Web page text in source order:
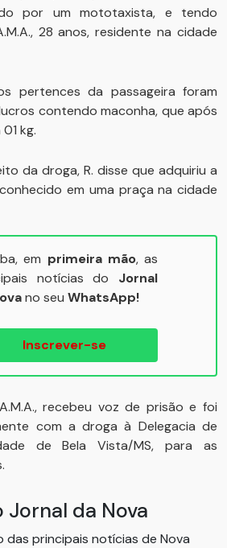
por um mototaxista, e tendo
28 anos, residente na cidade
pertences da passageira foram
contendo maconha, que após
kg.
da droga, R. disse que adquiriu a
em uma praça na cidade
em primeira mão, as
notícias do Jornal
no seu WhatsApp!
Inscrever-se
recebeu voz de prisão e foi
com a droga à Delegacia de
de Bela Vista/MS, para as
da Nova
principais notícias de Nova